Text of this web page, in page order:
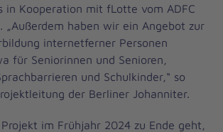
in Kooperation mit fLotte vom ADFC
„Außerdem haben wir ein Angebot zur
internetferner Personen
für Seniorinnen und Senioren,
und Schulkinder,“ so
der Berliner Johanniter.
im Frühjahr 2024 zu Ende geht,